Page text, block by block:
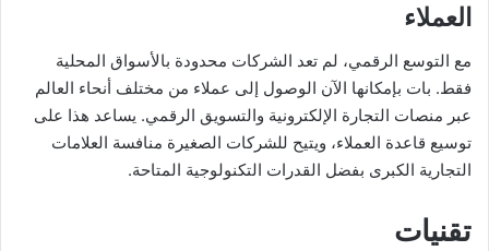
العملاء
مع التوسع الرقمي، لم تعد الشركات محدودة بالأسواق المحلية
فقط. بات بإمكانها الآن الوصول إلى عملاء من مختلف أنحاء العالم
عبر منصات التجارة الإلكترونية والتسويق الرقمي. يساعد هذا على
توسيع قاعدة العملاء، ويتيح للشركات الصغيرة منافسة العلامات
التجارية الكبرى بفضل القدرات التكنولوجية المتاحة.
تقنيات